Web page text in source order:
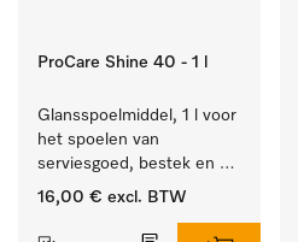
ProCare Shine 40 - 1 l
Glansspoelmiddel, 1 l voor
het spoelen van
serviesgoed, bestek en
ideaal voor glazen.
16,00 € excl. BTW